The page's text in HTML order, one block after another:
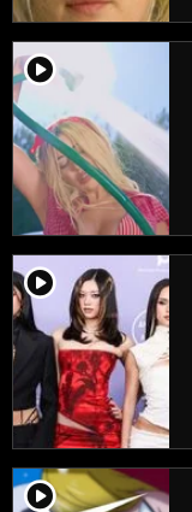
player2
player2
player2